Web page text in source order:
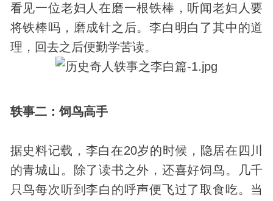
看见一位老妇人在磨一根铁棒，听闻老妇人要
将铁棒吗，磨成针之后。李白明白了其中的道
理，回去之后便勤学苦读。
轶事二：饲鸟高手
据史料记载，李白在20岁的时候，隐居在四川
的青城山。除了读书之外，还喜好饲鸟。几千
只鸟每次听到李白的呼声便飞过了取食吃。当